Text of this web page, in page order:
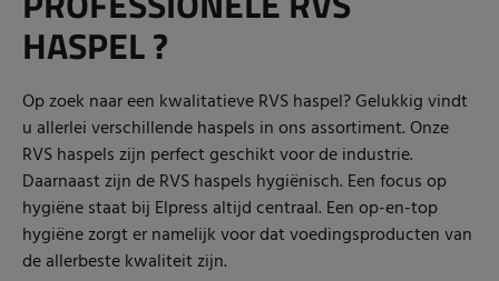
HASPEL ?
Op zoek naar een kwalitatieve RVS haspel? Gelukkig vindt
u allerlei verschillende haspels in ons assortiment. Onze
RVS haspels zijn perfect geschikt voor de industrie.
Daarnaast zijn de RVS haspels hygiënisch. Een focus op
hygiëne staat bij Elpress altijd centraal. Een op-en-top
hygiëne zorgt er namelijk voor dat voedingsproducten van
de allerbeste kwaliteit zijn.